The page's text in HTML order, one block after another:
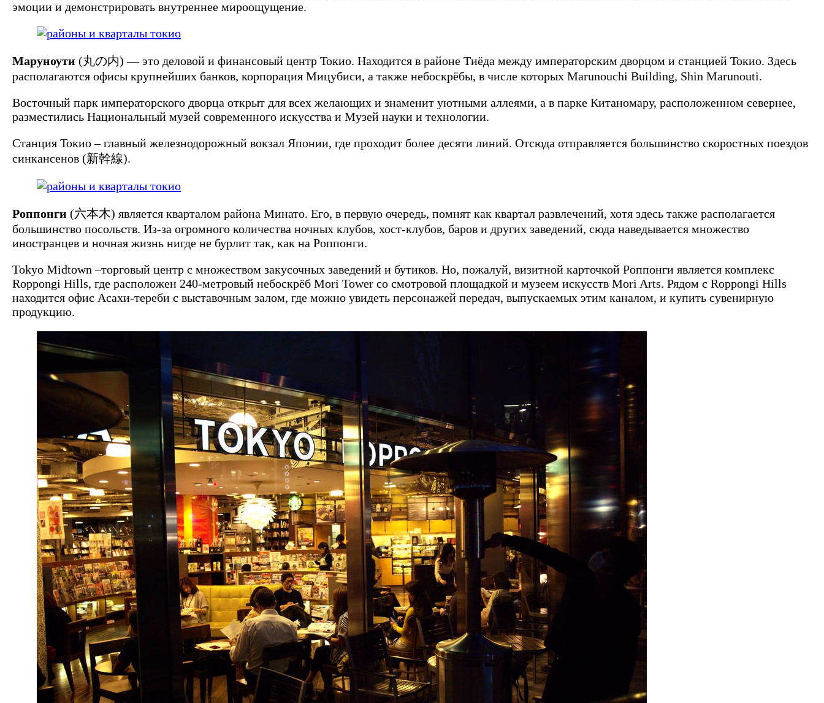
эмоции и демонстрировать внутреннее мироощущение.
Маруноути (丸の内) — это деловой и финансовый центр Токио. Находится в районе Тиёда между императорским дворцом и станцией Токио. Здесь
располагаются офисы крупнейших банков, корпорация Мицубиси, а также небоскрёбы, в числе которых Marunouchi Building, Shin Marunouti.
Восточный парк императорского дворца открыт для всех желающих и знаменит уютными аллеями, а в парке Китаномару, расположенном севернее,
разместились Национальный музей современного искусства и Музей науки и технологии.
Станция Токио – главный железнодорожный вокзал Японии, где проходит более десяти линий. Отсюда отправляется большинство скоростных поездов
синкансенов (新幹線).
Роппонги (六本木) является кварталом района Минато. Его, в первую очередь, помнят как квартал развлечений, хотя здесь также располагается
большинство посольств. Из-за огромного количества ночных клубов, хост-клубов, баров и других заведений, сюда наведывается множество
иностранцев и ночная жизнь нигде не бурлит так, как на Роппонги.
Tokyo Midtown –торговый центр с множеством закусочных заведений и бутиков. Но, пожалуй, визитной карточкой Роппонги является комплекс
Roppongi Hills, где расположен 240-метровый небоскрёб Mori Tower со смотровой площадкой и музеем искусств Mori Arts. Рядом с Roppongi Hills
находится офис Асахи-тереби с выставочным залом, где можно увидеть персонажей передач, выпускаемых этим каналом, и купить сувенирную
продукцию.